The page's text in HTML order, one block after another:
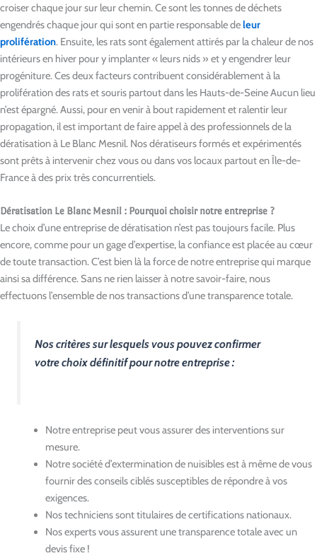
croiser chaque jour sur leur chemin. Ce sont les tonnes de déchets
engendrés chaque jour qui sont en partie responsable deleur
prolifération. Ensuite, les rats sont également attirés par la chaleur de nos
intérieurs en hiver pour y implanter « leurs nids » et y engendrer leur
progéniture. Ces deux facteurs contribuent considérablement à la
prolifération des rats et souris partout dans les Hauts-de-Seine Aucun lieu
n’est épargné. Aussi, pour en venir à bout rapidement et ralentir leur
propagation, il est important de faire appel à des professionnels de la
dératisation à Le Blanc Mesnil. Nos dératiseurs formés et expérimentés
sont prêts à intervenir chez vous ou dans vos locaux partout en Île-de-
France à des prix très concurrentiels.
Dératisation Le Blanc Mesnil : Pourquoi choisir notre entreprise ?
Le choix d’une entreprise de dératisation n’est pas toujours facile. Plus
encore, comme pour un gage d’expertise, la confiance est placée au cœur
de toute transaction. C’est bien là la force de notre entreprise qui marque
ainsi sa différence. Sans ne rien laisser à notre savoir-faire, nous
effectuons l’ensemble de nos transactions d’une transparence totale.
Nos critères sur lesquels vous pouvez confirmer
votre choix définitif pour notre entreprise :
Notre entreprise peut vous assurer des interventions sur
mesure.
Notre société d’extermination de nuisibles est à même de vous
fournir des conseils ciblés susceptibles de répondre à vos
exigences.
Nos techniciens sont titulaires de certifications nationaux.
Nos experts vous assurent une transparence totale avec un
devis fixe !